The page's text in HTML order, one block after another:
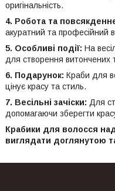
оригінальність.
4. Робота та
акуратний та професійний
5. Особливі події: На
для створення витончених
6. Подарунок: Краби для
цінує красу та стиль.
7. Весільні зачіски: Для
допомагаючи зберегти
Крабики для волосся
виглядати доглянутою